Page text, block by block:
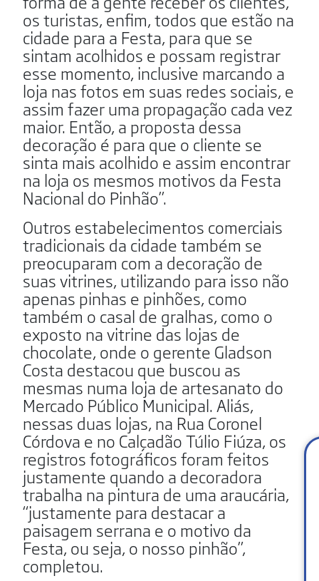
os turistas, enfim, todos que estão na
cidade para a Festa, para que se
sintam acolhidos e possam registrar
esse momento, inclusive marcando a
loja nas fotos em suas redes sociais, e
assim fazer uma propagação cada vez
maior. Então, a proposta dessa
decoração é para que o cliente se
sinta mais acolhido e assim encontrar
na loja os mesmos motivos da Festa
Nacional do Pinhão”.
Outros estabelecimentos comerciais
tradicionais da cidade também se
preocuparam com a decoração de
suas vitrines, utilizando para isso não
apenas pinhas e pinhões, como
também o casal de gralhas, como o
exposto na vitrine das lojas de
chocolate, onde o gerente Gladson
Costa destacou que buscou as
mesmas numa loja de artesanato do
Mercado Público Municipal. Aliás,
nessas duas lojas, na Rua Coronel
Córdova e no Calçadão Túlio Fiúza, os
registros fotográficos foram feitos
justamente quando a decoradora
trabalha na pintura de uma araucária,
“justamente para destacar a
paisagem serrana e o motivo da
Festa, ou seja, o nosso pinhão”,
completou.